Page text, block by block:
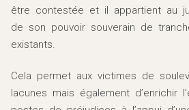
être contestée et il appartient au
de son pouvoir souverain de
existants.
Cela permet aux victimes de
lacunes mais également d’enrichir